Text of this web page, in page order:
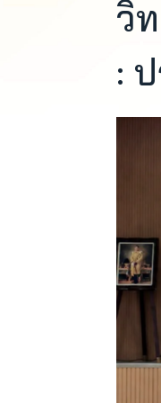
วิ
: